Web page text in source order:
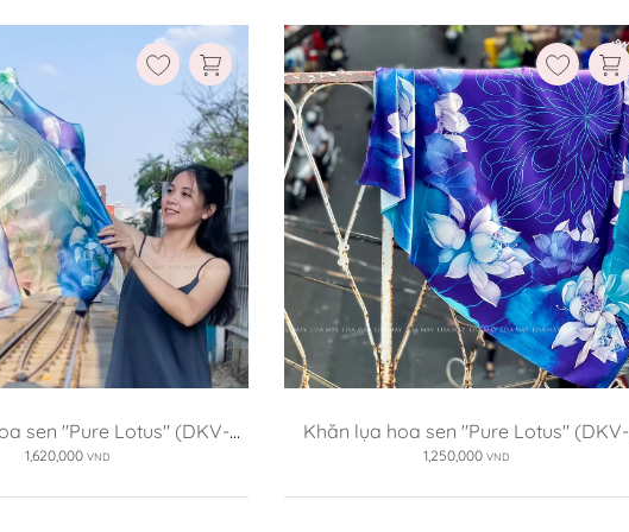
sen "Pure Lotus" (DKV-
SXT1)
1,620,000 VND
Khăn lụa hoa sen "Pure Lotus" (DKV-
SXT2)
1,250,000 VND